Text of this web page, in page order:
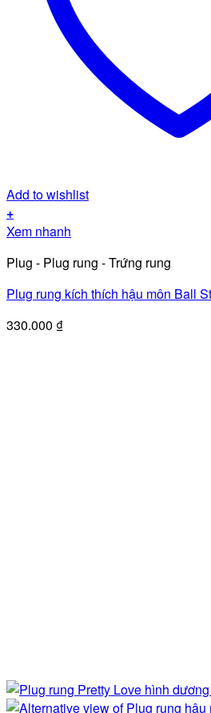
Add to wishlist
+
Xem nhanh
Plug - Plug rung - Trứng rung
Plug rung kích thích hậu môn Ball
330.000 ₫